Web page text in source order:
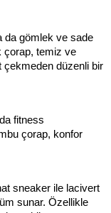
da gömlek ve sade
çorap, temiz ve
çekmeden düzenli bir
fitness
çorap, konfor
sneaker ile lacivert
sunar. Özellikle